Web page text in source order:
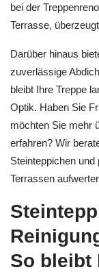
bei der
Terrasse,
Darüber hinaus
zuverlässige
bleibt Ihre Treppe
Optik. Haben Sie
möchten Sie mehr
erfahren? Wir
Steinteppichen
Terrassen
So bleibt